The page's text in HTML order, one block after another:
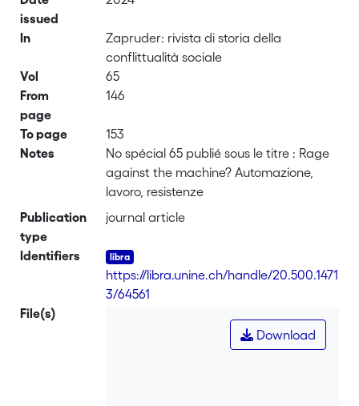
issued
In
Zapruder: rivista di storia della
conflittualità sociale
Vol
65
From
page
146
To page
153
Notes
No spécial 65 publié sous le titre : Rage
against the machine? Automazione,
lavoro, resistenze
Publication
type
journal article
Identifiers
https://libra.unine.ch/handle/20.500.1471
3/64561
File(s)
Download